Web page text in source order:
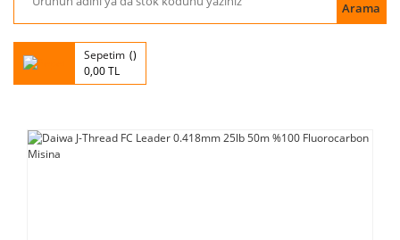
Sepetim
0,00 TL